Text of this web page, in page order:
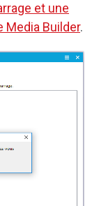
et une
Media Builder.